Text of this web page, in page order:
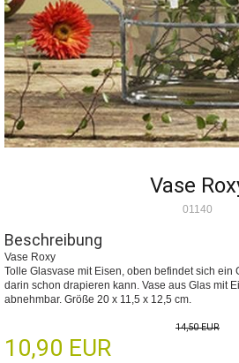
Vase
01140
Beschreibung
Vase Roxy
Tolle Glasvase mit Eisen, oben befindet sich ein
darin schon drapieren kann. Vase aus Glas mit
abnehmbar. Größe 20 x 11,5 x 12,5 cm.
14,50 EUR
10,90 EUR